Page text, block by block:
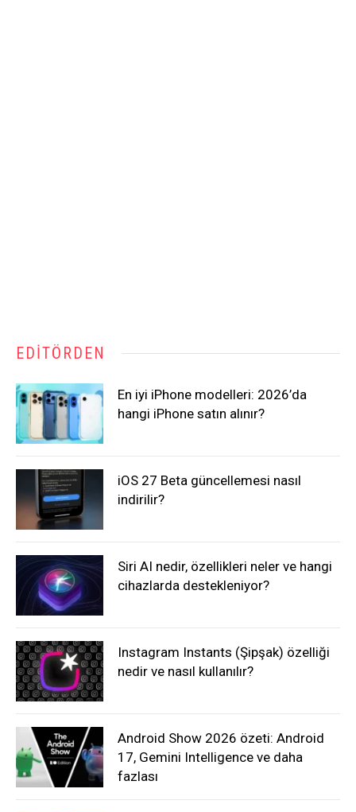
EDITÖRDEN
En iyi iPhone modelleri: 2026’da
hangi iPhone satın alınır?
iOS 27 Beta güncellemesi nasıl
indirilir?
Siri AI nedir, özellikleri neler ve hangi
cihazlarda destekleniyor?
Instagram Instants (Şipşak) özelliği
nedir ve nasıl kullanılır?
Android Show 2026 özeti: Android
17, Gemini Intelligence ve daha
fazlası